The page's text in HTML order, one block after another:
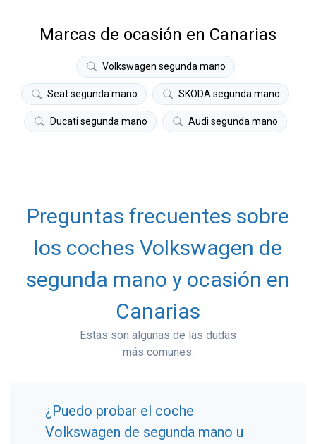
Marcas de ocasión en Canarias
Volkswagen segunda mano
Seat segunda mano SKODA segunda mano
Ducati segunda mano Audi segunda mano
Preguntas frecuentes sobre
los coches Volkswagen de
segunda mano y ocasión en
Canarias
Estas son algunas de las dudas
más comunes:
¿Puedo probar el coche
Volkswagen de segunda mano u